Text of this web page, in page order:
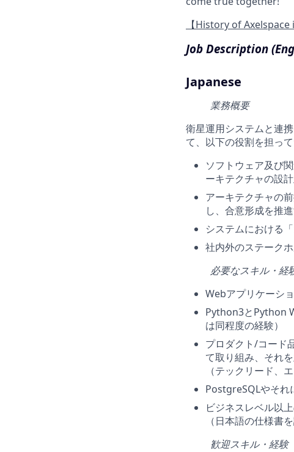
【History of Axelspace
Job Description
Japanese
業務概要
衛星運用システムと連
て、以下の役割を担って
ソフトウェア及び
ーキテクチャの設
アーキテクチャの
し、合意形成を推進
システムにおける
社内外のステーク
必要なスキル・経
Webアプリケーシ
Python3とPython
は同程度の経験）
プロダクト/コード
て取り組み、それ
（テックリード、
PostgreSQLやそれ
ビジネスレベル以
（日本語の仕様書
歓迎スキル・経験